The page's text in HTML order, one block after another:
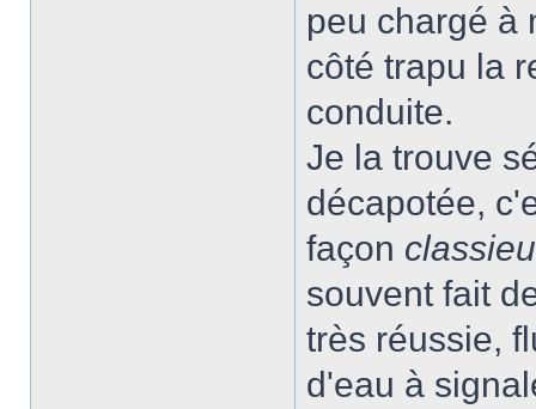
peu chargé à
côté trapu la
conduite.
Je la trouve
décapotée,
façon
souvent fait
très réussie,
d'eau à